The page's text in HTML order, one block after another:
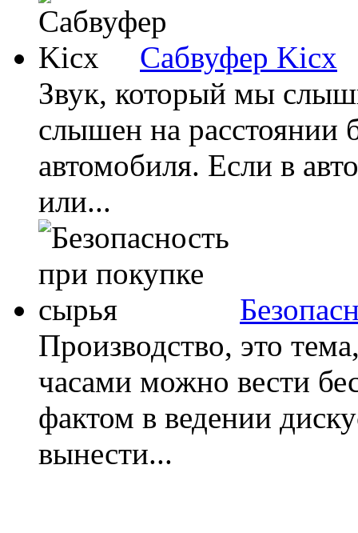
Сабвуфер Kicx
Звук, который мы
слышен на расстоянии
автомобиля. Если в
или...
Производство, это
часами можно вести
фактом в ведении
вынести...